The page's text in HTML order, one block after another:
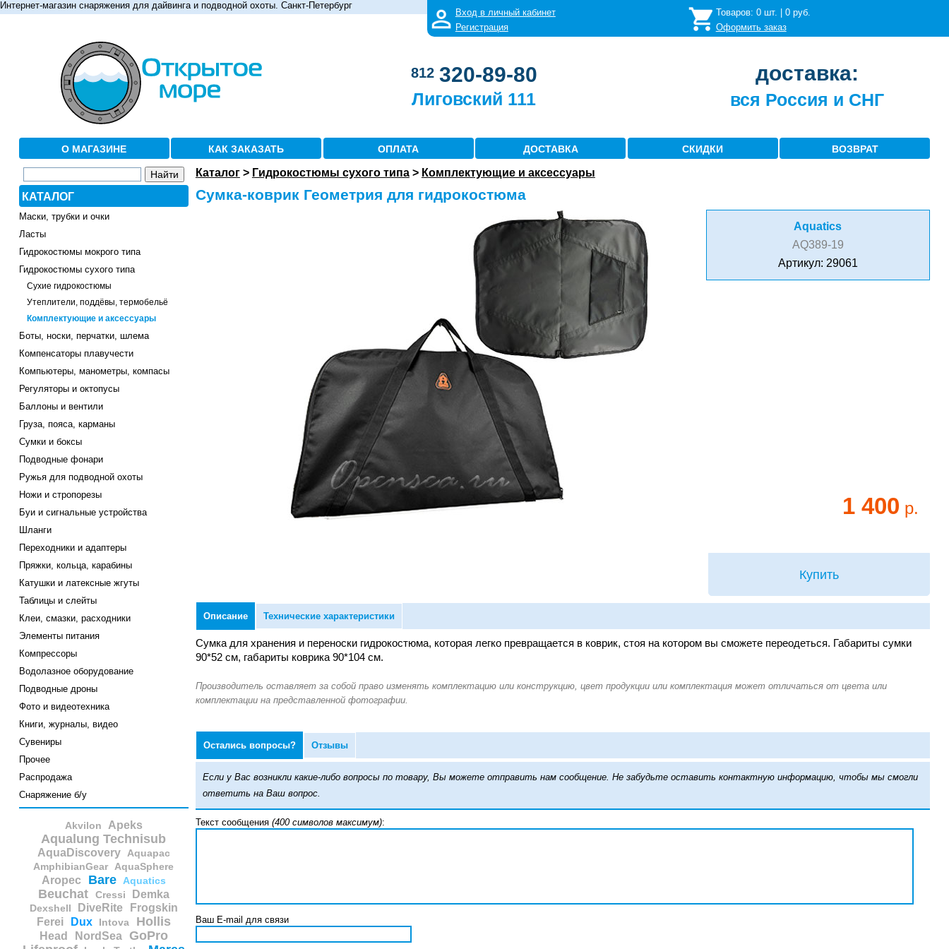
Интернет-магазин снаряжения для дайвинга и подводной охоты. Санкт-Петербург
Вход в личный кабинет
Регистрация
Товаров: 0шт. | 0руб.
Оформить заказ
812 320-89-80
Лиговский 111
доставка:
вся Россия и СНГ
О МАГАЗИНЕ КАК ЗАКАЗАТЬ ОПЛАТА ДОСТАВКА СКИДКИ ВОЗВРАТ
КАТАЛОГ
Маски, трубки и очки
Ласты
Гидрокостюмы мокрого типа
Гидрокостюмы сухого типа
Сухие гидрокостюмы
Утеплители, поддёвы, термобельё
Комплектующие и аксессуары
Боты, носки, перчатки, шлема
Компенсаторы плавучести
Компьютеры, манометры, компасы
Регуляторы и октопусы
Баллоны и вентили
Груза, пояса, карманы
Сумки и боксы
Подводные фонари
Ружья для подводной охоты
Ножи и стропорезы
Буи и сигнальные устройства
Шланги
Переходники и адаптеры
Пряжки, кольца, карабины
Катушки и латексные жгуты
Таблицы и слейты
Клеи, смазки, расходники
Элементы питания
Компрессоры
Водолазное оборудование
Подводные дроны
Фото и видеотехника
Книги, журналы, видео
Сувениры
Прочее
Распродажа
Снаряжение б/у
Akvilon Apeks
Aqualung Technisub
AquaDiscovery Aquapac
AmphibianGear AquaSphere
Aropec Bare Aquatics
Beuchat Cressi Demka
Dexshell DiveRite
Frogskin
Ferei
Dux Intova Hollis
Head NordSea
GoPro
Каталог> Гидрокостюмы сухого типа> Комплектующие и аксессуары
Сумка-коврик Геометрия для гидрокостюма
Aquatics
AQ389-19
Артикул: 29061
1 400 р.
Купить
Описание Технические характеристики
Сумка для хранения и переноски гидрокостюма, которая легко превращается в коврик, стоя на котором вы сможете переодеться. Габариты сумки
90*52 см, габариты коврика 90*104 см.
Остались вопросы? Отзывы
Если у Вас возникли какие-либо вопросы по товару, Вы можете отправить нам сообщение. Не забудьте оставить контактную информацию, чтобы мы смогли
ответить на Ваш вопрос.
Текст сообщения (400 символов максимум):
Ваш E-mail для связи